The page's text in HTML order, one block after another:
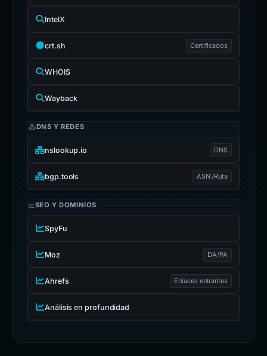
IntelX
crt.sh Certificados
WHOIS
Wayback
DNS Y REDES
nslookup.io DNS
bgp.tools ASN /Ruta
SEO Y DOMINIOS
SpyFu
Moz DA/PA
Ahrefs Enlaces entrantes
Análisis en profundidad